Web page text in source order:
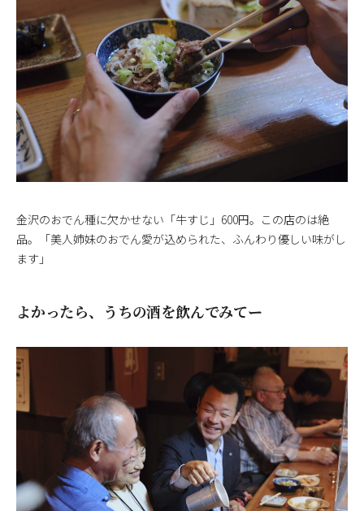
金沢のおでん種に欠かせない「牛すじ」600円。この店のは絶
品。「美人姉妹のおでん愛が込められた、ふんわり優しい味がし
ます」
よかったら、うちの酒を飲んでみてー